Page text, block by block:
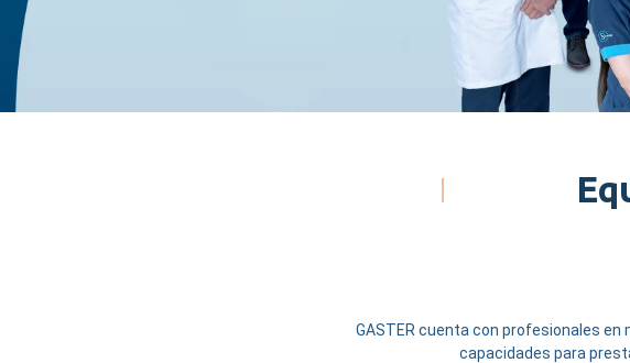
GASTER cuenta con profesionales
capacidades para